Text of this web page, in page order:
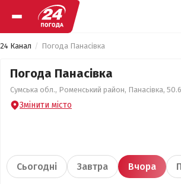
24 Канал Погода Панасівка
Погода Панасівка
Сумська обл., Роменський район, Панасівка,
Змінити місто
Сьогодні Завтра Вчора